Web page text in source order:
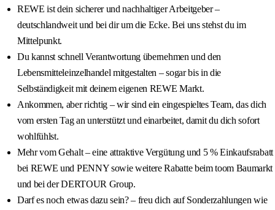
REWE ist dein sicherer und nachhaltiger Arbeitgeber –
deutschlandweit und bei dir um die Ecke. Bei uns stehst du im
Mittelpunkt.
Du kannst schnell Verantwortung übernehmen und den
Lebensmitteleinzelhandel mitgestalten – sogar bis in die
Selbständigkeit mit deinem eigenen REWE Markt.
Ankommen, aber richtig – wir sind ein eingespieltes Team, das dich
vom ersten Tag an unterstützt und einarbeitet, damit du dich sofort
wohlfühlst.
Mehr vom Gehalt – eine attraktive Vergütung und 5 % Einkaufsrabatt
bei REWE und PENNY sowie weitere Rabatte beim toom Baumarkt
und bei der DERTOUR Group.
Darf es noch etwas dazu sein? – freu dich auf Sonderzahlungen wie